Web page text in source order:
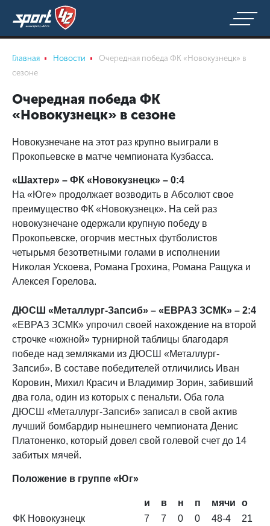
Главная Новости
Очередная победа ФК «Новокузнецк» в
сезоне
Очередная победа ФК
«Новокузнецк» в сезоне
Новокузнечане на этот раз крупно выиграли в
Прокопьевске в матче чемпионата Кузбасса.
«Шахтер» – ФК «Новокузнецк» – 0:4
На «Юге» продолжает возводить в Абсолют свое
преимущество ФК «Новокузнецк». На сей раз
новокузнечане одержали крупную победу в
Прокопьевске, огорчив местных футболистов
четырьмя безответными голами в исполнении
Николая Ускоева, Романа Грохина, Романа Ращука и
Алексея Горелова.
ДЮСШ «Металлург-Запсиб» – «ЕВРАЗ ЗСМК» – 2:4
«ЕВРАЗ ЗСМК» упрочил своей нахождение на второй
строчке «южной» турнирной таблицы благодаря
победе над земляками из ДЮСШ «Металлург-
Запсиб». В составе победителей отличились Иван
Коровин, Михил Красич и Владимир Зорин, забивший
два гола, один из которых с пенальти. Оба гола
ДЮСШ «Металлург-Запсиб» записал в свой актив
лучший бомбардир нынешнего чемпионата Денис
Платоненко, который довел свой голевой счет до 14
забитых мячей.
Положение в группе «Юг»
и в н п мячи
о
ФК Новокузнецк
7 7 0 0 48-4
21